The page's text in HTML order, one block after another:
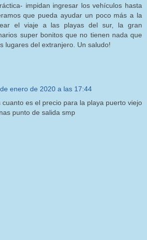
impidan ingresar los vehículos hasta
que pueda ayudar un poco más a la
el viaje a las playas del sur, la gran
super bonitos que no tienen nada que
lugares del extranjero. Un saludo!
enero de 2020 a las 17:44
cuanto es el precio para la playa puerto viejo
punto de salida smp